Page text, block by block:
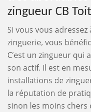
zingueur CB
Si vous vous
zinguerie, vous
C’est un zingueur qui
son actif. Il est en
installations de
la réputation de
sinon les moins chers